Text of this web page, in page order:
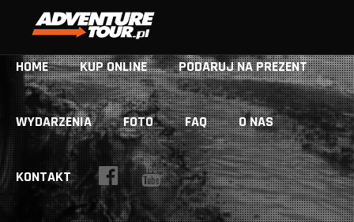
HOME KUP ONLINE PODARUJ NA PREZENT
WYDARZENIA FOTO FAQ O NAS
KONTAKT